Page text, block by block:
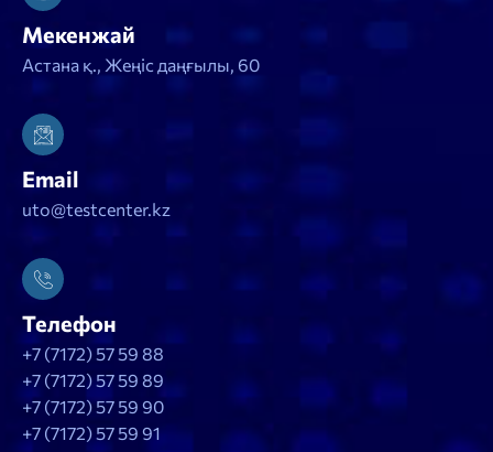
Мекенжай
Астана қ., Жеңіс даңғылы, 60
Email
uto@testcenter.kz
Телефон
+7 (7172) 57 59 88
+7 (7172) 57 59 89
+7 (7172) 57 59 90
+7 (7172) 57 59 91